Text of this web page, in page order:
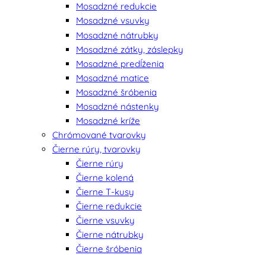
Mosadzné redukcie
Mosadzné vsuvky
Mosadzné nátrubky
Mosadzné zátky, záslepky
Mosadzné predĺženia
Mosadzné matice
Mosadzné šróbenia
Mosadzné nástenky
Mosadzné kríže
Chrómované tvarovky
Čierne rúry, tvarovky
Čierne rúry
Čierne kolená
Čierne T-kusy
Čierne redukcie
Čierne vsuvky
Čierne nátrubky
Čierne šróbenia